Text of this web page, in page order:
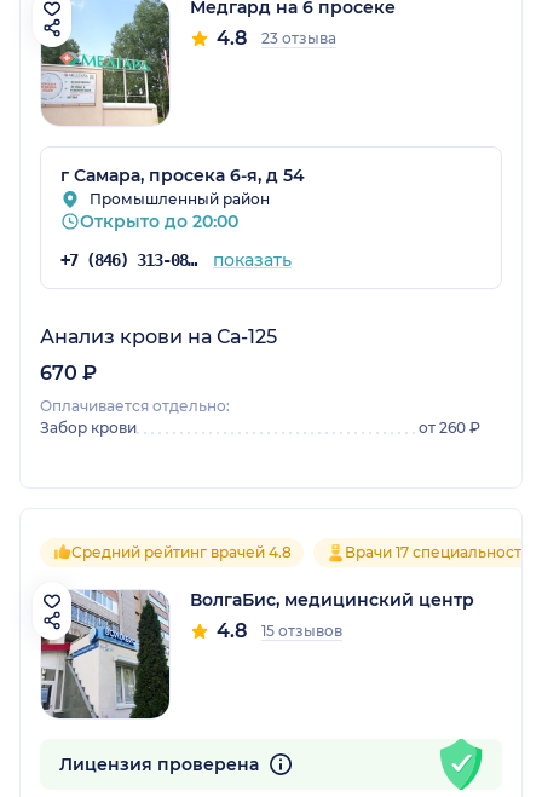
Медгард на 6 просеке
4.8 23 отзыва
г Самара, просека 6-я, д 54
Промышленный район
Открыто до 20:00
+7 (846) 313-08-80 показать
Анализ крови на Са-125
670 ₽
Оплачивается отдельно:
Забор крови
от 260 ₽
Средний рейтинг врачей 4.8 Врачи 17 специальностей
ВолгаБис, медицинский центр
4.8 15 отзывов
Лицензия проверена